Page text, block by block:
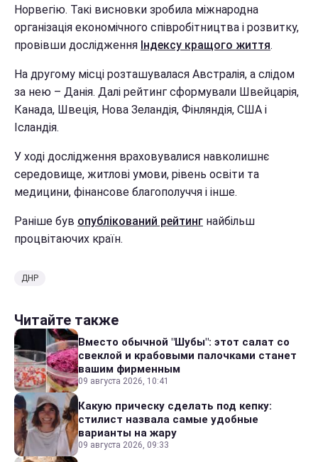
Норвегію. Такі висновки зробила міжнародна
організація економічного співробітництва і розвитку,
провівши дослідження Індексу кращого життя.
На другому місці розташувалася Австралія, а слідом
за нею – Данія. Далі рейтинг сформували Швейцарія,
Канада, Швеція, Нова Зеландія, Фінляндія, США і
Ісландія.
У ході дослідження враховувалися навколишнє
середовище, житлові умови, рівень освіти та
медицини, фінансове благополуччя і інше.
Раніше був опублікований рейтинг найбільш
процвітаючих країн.
ДНР
Читайте также
Вместо обычной "Шубы": этот салат со
свеклой и крабовыми палочками станет
вашим фирменным
09 августа 2026, 10:41
Какую прическу сделать под кепку:
стилист назвала самые удобные
варианты на жару
09 августа 2026, 09:33